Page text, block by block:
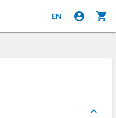
EN account_circle shopping_cart
keyboard_arrow_up